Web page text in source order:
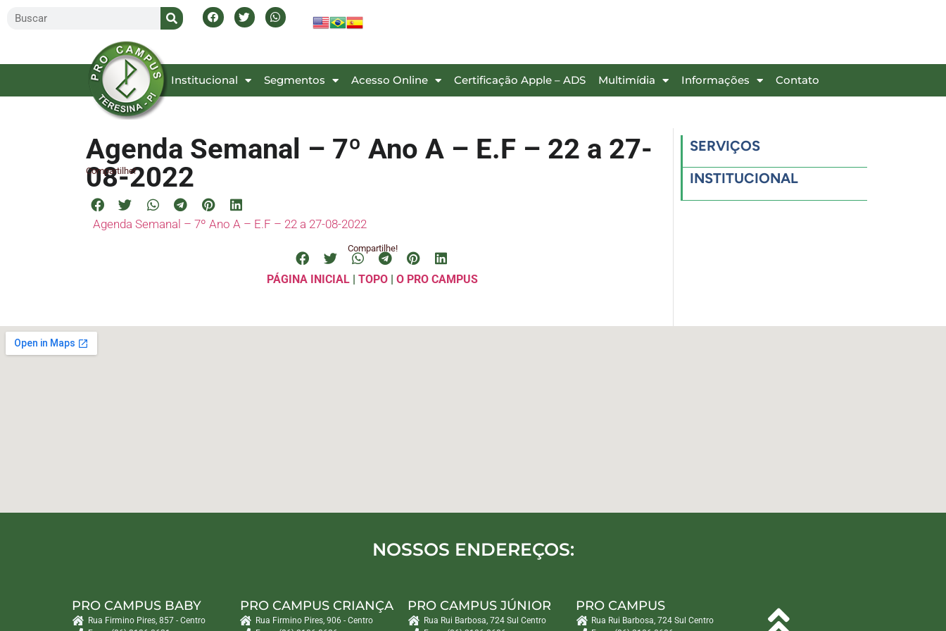
Inicial Institucional Segmentos Acesso Online Certificação Apple – ADS Multimídia Informações Contato
Agenda Semanal – 7º Ano A – E.F – 22 a 27-
08-2022
Compartilhe!
Agenda Semanal – 7º Ano A – E.F – 22 a 27-08-2022
Compartilhe!
PÁGINA INICIAL | TOPO | O PRO CAMPUS
SERVIÇOS
INSTITUCIONAL
NOSSOS ENDEREÇOS:
PRO CAMPUS BABY
Rua Firmino Pires, 857 - Centro
PRO CAMPUS CRIANÇA
Rua Firmino Pires, 906 - Centro
PRO CAMPUS JÚNIOR
Rua Rui Barbosa, 724 Sul Centro
PRO CAMPUS
Rua Rui Barbosa, 724 Sul Centro